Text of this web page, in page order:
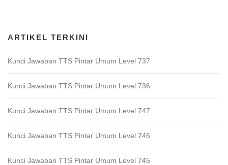
ARTIKEL TERKINI
Kunci Jawaban TTS Pintar Umum Level 737
Kunci Jawaban TTS Pintar Umum Level 736
Kunci Jawaban TTS Pintar Umum Level 747
Kunci Jawaban TTS Pintar Umum Level 746
Kunci Jawaban TTS Pintar Umum Level 745